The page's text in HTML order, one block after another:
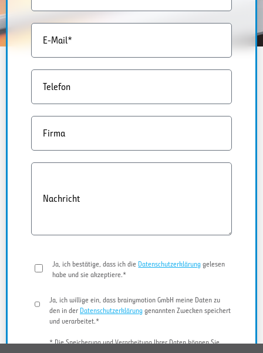
E-Mail*
Telefon
Firma
Nachricht
Ja, ich bestätige, dass ich die Datenschutzerklärung gelesen
habe und sie akzeptiere.*
Ja, ich willige ein, dass brainymotion GmbH meine Daten zu
den in der Datenschutzerklärung genannten Zwecken speichert
und verarbeitet.*
* Die Speicherung und Verarbeitung Ihrer Daten können Sie